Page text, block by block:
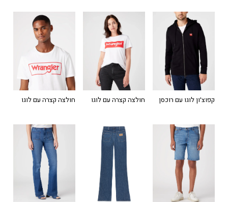
קפוצ׳ון לוגו עם רוכסן חולצה קצרה עם לוגו חולצה קצרה עם לוגו